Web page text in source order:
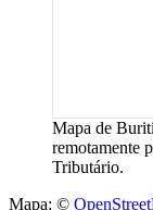
Mapa de
remotamente
Tributário.
Mapa: ©